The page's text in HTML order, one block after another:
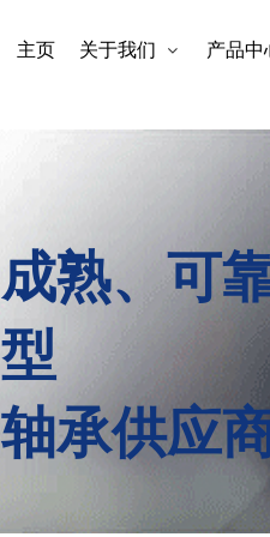
主页 关于我们 产品中
成熟、可
型
轴承供应